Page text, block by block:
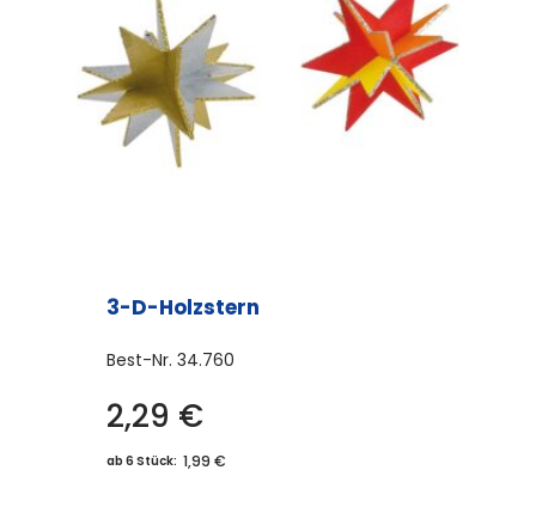
3-D-Holzstern
Best-Nr. 34.760
2,29 €
ab 6 Stück: 1,99 €